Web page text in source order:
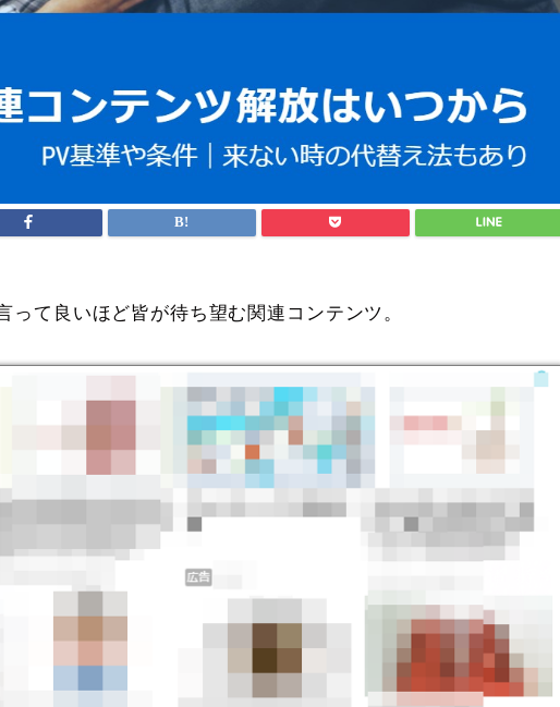
って良いほど皆が待ち望む関連コンテンツ。